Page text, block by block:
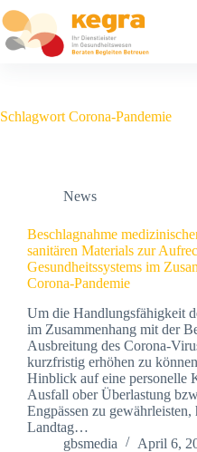
Schlagwort Corona-Pandemie
News
Beschlagnahme
sanitären Materials zur
Gesundheitssystems im
Corona-Pandemie
Um die Handlungsfähigkeit
im Zusammenhang mit der
Ausbreitung des Corona-
kurzfristig erhöhen zu
Hinblick auf eine personelle
Ausfall ober Überlastung
Engpässen zu gewährleisten,
Landtag…
gbsmedia
April 6,